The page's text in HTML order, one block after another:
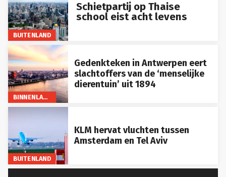
BUITENLAND
Schietpartij op Thaise
school eist acht levens
BINNENLAND
Gedenkteken in Antwerpen eert
slachtoffers van de ‘menselijke
dierentuin’ uit 1894
BUITENLAND
KLM hervat vluchten tussen
Amsterdam en Tel Aviv